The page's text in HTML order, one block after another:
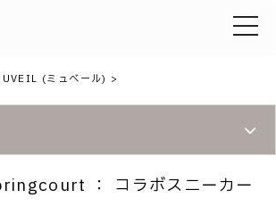
toggle
(ミュベール) >
： コラボスニーカー